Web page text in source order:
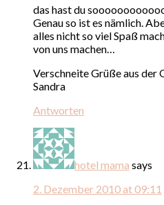
das hast du
Genau so ist es nämlich.
alles nicht so viel Spaß
von uns machen…
Verschneite Grüße aus der
Sandra
Antworten
hotel mama says
2. Dezember 2010 at 09:11